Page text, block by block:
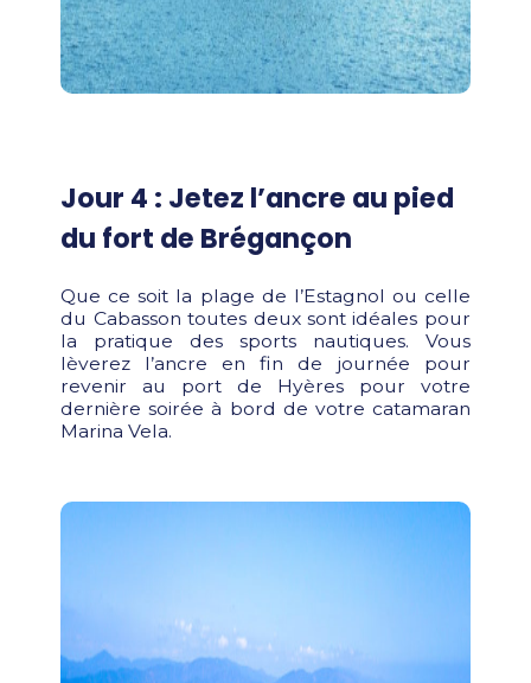
Jour 4 : Jetez l’ancre au pied
du fort de Brégançon
Que ce soit la plage de l’Estagnol ou celle
du Cabasson toutes deux sont idéales pour
la pratique des sports nautiques. Vous
lèverez l’ancre en fin de journée pour
revenir au port de Hyères pour votre
dernière soirée à bord de votre catamaran
Marina Vela.